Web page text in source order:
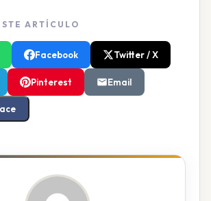
ARTÍCULO
Facebook Twitter / X
Pinterest Email